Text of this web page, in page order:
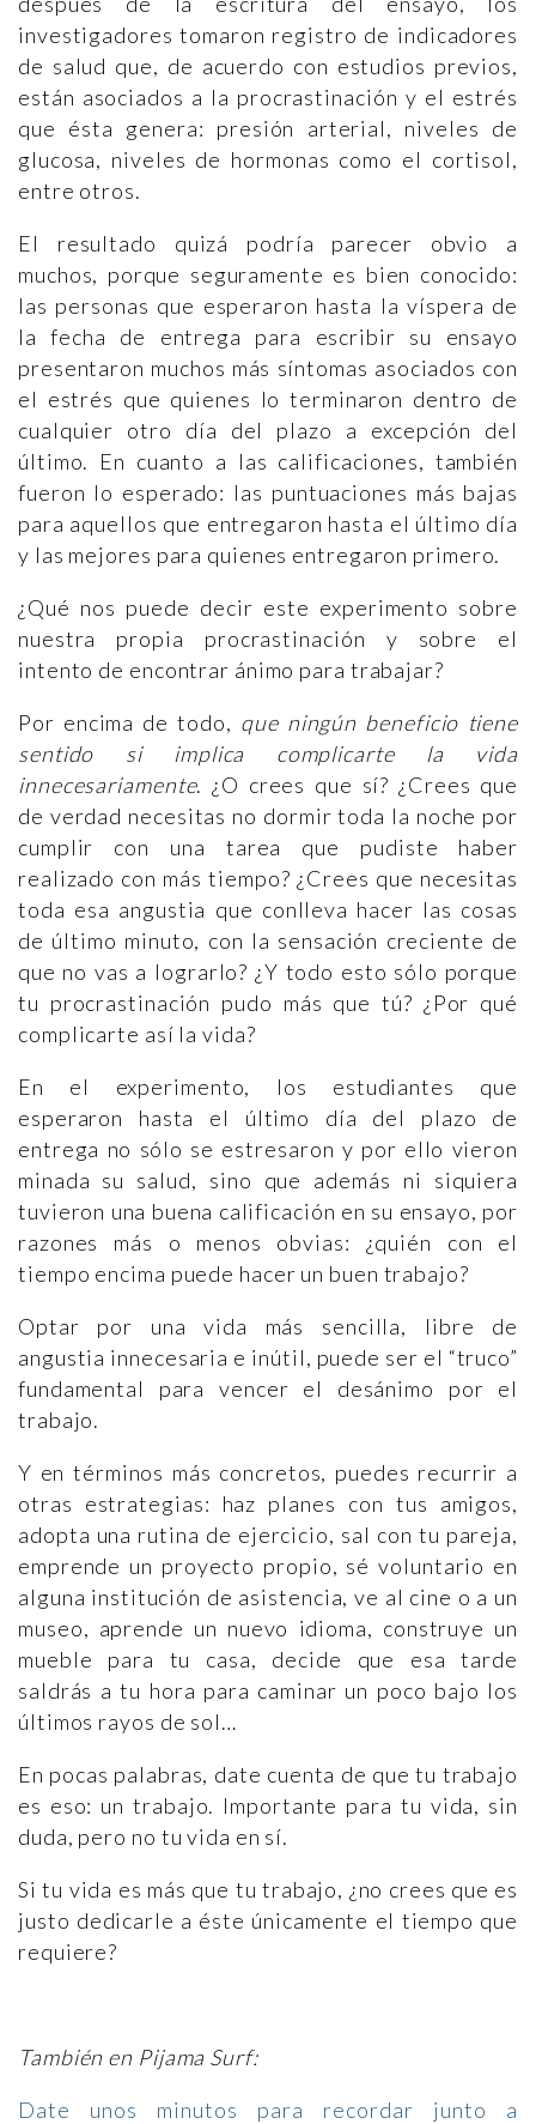
investigadores tomaron registro de indicadores
de salud que, de acuerdo con estudios previos,
están asociados a la procrastinación y el estrés
que ésta genera: presión arterial, niveles de
glucosa, niveles de hormonas como el cortisol,
entre otros.
El resultado quizá podría parecer obvio a
muchos, porque seguramente es bien conocido:
las personas que esperaron hasta la víspera de
la fecha de entrega para escribir su ensayo
presentaron muchos más síntomas asociados con
el estrés que quienes lo terminaron dentro de
cualquier otro día del plazo a excepción del
último. En cuanto a las calificaciones, también
fueron lo esperado: las puntuaciones más bajas
para aquellos que entregaron hasta el último día
y las mejores para quienes entregaron primero.
¿Qué nos puede decir este experimento sobre
nuestra propia procrastinación y sobre el
intento de encontrar ánimo para trabajar?
Por encima de todo, que ningún beneficio tiene
sentido si implica complicarte la vida
innecesariamente. ¿O crees que sí? ¿Crees que
de verdad necesitas no dormir toda la noche por
cumplir con una tarea que pudiste haber
realizado con más tiempo? ¿Crees que necesitas
toda esa angustia que conlleva hacer las cosas
de último minuto, con la sensación creciente de
que no vas a lograrlo? ¿Y todo esto sólo porque
tu procrastinación pudo más que tú? ¿Por qué
complicarte así la vida?
En el experimento, los estudiantes que
esperaron hasta el último día del plazo de
entrega no sólo se estresaron y por ello vieron
minada su salud, sino que además ni siquiera
tuvieron una buena calificación en su ensayo, por
razones más o menos obvias: ¿quién con el
tiempo encima puede hacer un buen trabajo?
Optar por una vida más sencilla, libre de
angustia innecesaria e inútil, puede ser el “truco”
fundamental para vencer el desánimo por el
trabajo.
Y en términos más concretos, puedes recurrir a
otras estrategias: haz planes con tus amigos,
adopta una rutina de ejercicio, sal con tu pareja,
emprende un proyecto propio, sé voluntario en
alguna institución de asistencia, ve al cine o a un
museo, aprende un nuevo idioma, construye un
mueble para tu casa, decide que esa tarde
saldrás a tu hora para caminar un poco bajo los
últimos rayos de sol…
En pocas palabras, date cuenta de que tu trabajo
es eso: un trabajo. Importante para tu vida, sin
duda, pero no tu vida en sí.
Si tu vida es más que tu trabajo, ¿no crees que es
justo dedicarle a éste únicamente el tiempo que
requiere?
También en Pijama Surf:
Date unos minutos para recordar junto a